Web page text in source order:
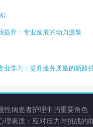
提升：专业发展的动力源泉
业学习：提升服务质量的新路
性病患者护理中的重要角色
理素质：应对压力与挑战的